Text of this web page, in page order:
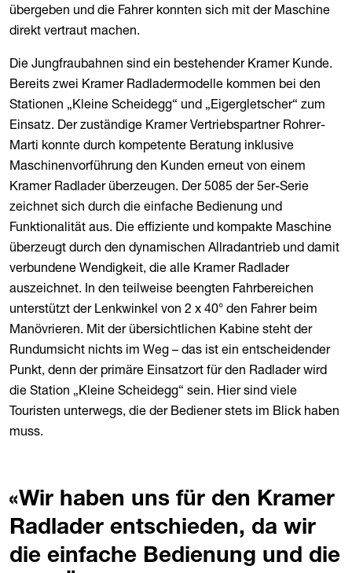
übergeben und die Fahrer konnten sich mit der Maschine
direkt vertraut machen.
Die Jungfraubahnen sind ein bestehender Kramer Kunde.
Bereits zwei Kramer Radladermodelle kommen bei den
Stationen „Kleine Scheidegg“ und „Eigergletscher“ zum
Einsatz. Der zuständige Kramer Vertriebspartner Rohrer-
Marti konnte durch kompetente Beratung inklusive
Maschinenvorführung den Kunden erneut von einem
Kramer Radlader überzeugen. Der 5085 der 5er-Serie
zeichnet sich durch die einfache Bedienung und
Funktionalität aus. Die effiziente und kompakte Maschine
überzeugt durch den dynamischen Allradantrieb und damit
verbundene Wendigkeit, die alle Kramer Radlader
auszeichnet. In den teilweise beengten Fahrbereichen
unterstützt der Lenkwinkel von 2 x 40° den Fahrer beim
Manövrieren. Mit der übersichtlichen Kabine steht der
Rundumsicht nichts im Weg – das ist ein entscheidender
Punkt, denn der primäre Einsatzort für den Radlader wird
die Station „Kleine Scheidegg“ sein. Hier sind viele
Touristen unterwegs, die der Bediener stets im Blick haben
muss.
Wir haben uns für den Kramer
Radlader entschieden, da wir
die einfache Bedienung und die